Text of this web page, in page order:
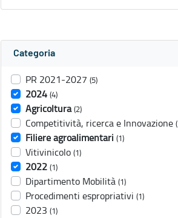
Categoria
PR 2021-2027 (5)
2024 (4)
Agricoltura (2)
Competitività, ricerca e Innovazione
Filiere agroalimentari (1)
Vitivinicolo (1)
2022 (1)
Dipartimento Mobilità (1)
Procedimenti espropriativi (1)
2023 (1)